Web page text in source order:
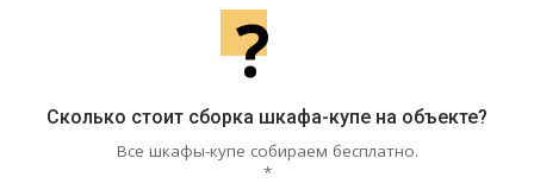
?
Сколько стоит сборка шкафа-купе на объекте?
Все шкафы-купе собираем бесплатно.
*